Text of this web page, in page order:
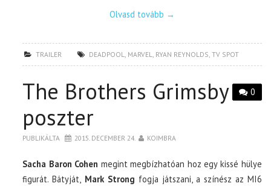
Olvasd tovább →
TRAILER DEADPOOL, MARVEL, RYAN REYNOLDS,TV SPOT
0
The Brothers Grimsby
poszter
PUBLIKÁLTA 2015. DECEMBER 24. KOIMBRA
Sacha Baron Cohen megint megbízhatóan hoz egy kissé hülye
figurát. Bátyját, Mark Strong fogja játszani, a színész az MI6